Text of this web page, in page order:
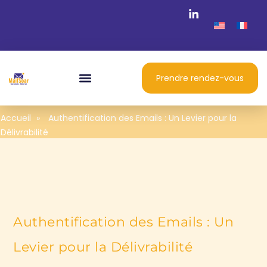
Prendre rendez-vous
Accueil »
Authentification des Emails : Un Levier pour la
Délivrabilité
Authentification des Emails : Un
Levier pour la Délivrabilité